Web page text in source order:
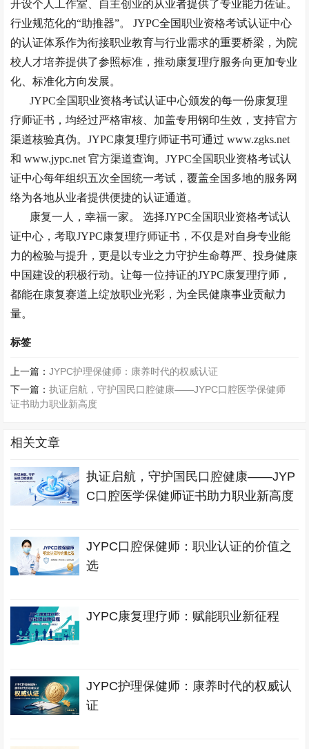
开设个人工作室、自主创业的从业者提供了专业能力佐证。
行业规范化的“助推器”。 JYPC全国职业资格考试认证中心
的认证体系作为衔接职业教育与行业需求的重要桥梁 ，为院
校人才培养提供了参照标准，推动康复理疗服务向更加专业
化、标准化方向发展。
JYPC全国职业资格考试认证中心颁发的每一份康复理
疗师证书，均经过严格审核、加盖专用钢印生效，支持官方
渠道核验真伪。JYPC康复理疗师证书可通过 www.zgks.net
和 www.jypc.net 官方渠道查询。JYPC全国职业资格考试认
证中心每年组织五次全国统一考试，覆盖全国多地的服务网
络为各地从业者提供便捷的认证通道。
康复一人，幸福一家。
选择JYPC全国职业资格考试认
证中心，考取JYPC康复理疗师证书，不仅是对自身专业能
力的检验与提升，更是以专业之力守护生命尊严、投身健康
中国建设的积极行动。让每一位持证的JYPC康复理疗师，
都能在康复赛道上绽放职业光彩，为全民健康事业贡献力
量。
标签
上一篇：JYPC护理保健师：康养时代的权威认证
下一篇：执证启航，守护国民口腔健康——JYPC口腔医学保健师
证书助力职业新高度
相关文章
执证启航，守护国民口腔健康——JYP
C口腔医学保健师证书助力职业新高度
JYPC口腔保健师：职业认证的价值之
选
JYPC康复理疗师：赋能职业新征程
JYPC护理保健师：康养时代的权威认
证